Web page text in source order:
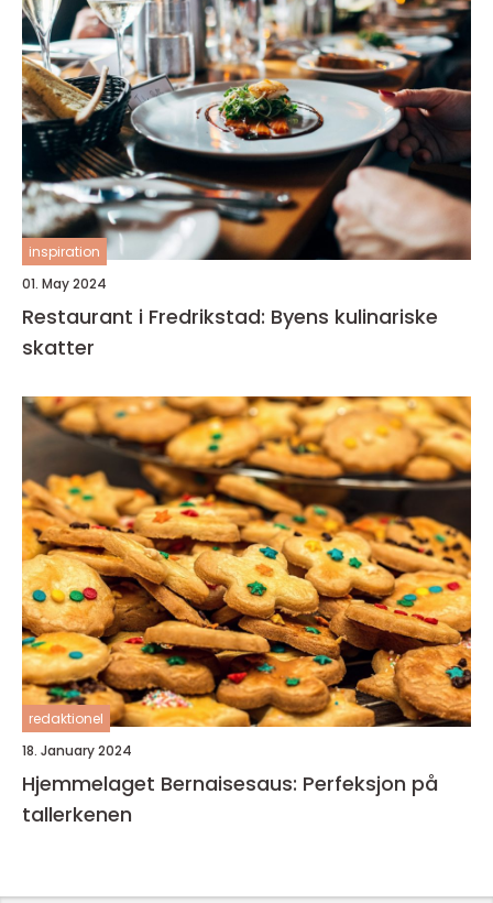
inspiration
01. May 2024
Restaurant i Fredrikstad: Byens kulinariske
skatter
redaktionel
18. January 2024
Hjemmelaget Bernaisesaus: Perfeksjon på
tallerkenen